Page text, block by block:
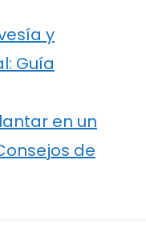
y
Guía
en un
de